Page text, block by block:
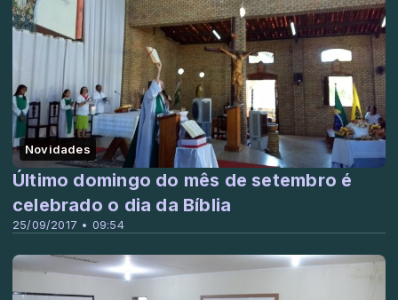
Novidades
25/09/2017 • 09:54
Último domingo do mês de setembro é
celebrado o dia da Bíblia